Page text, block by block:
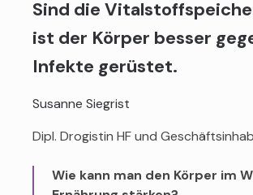
Sind die
ist der Körper besser
Infekte gerüstet.
Susanne Siegrist
Dipl. Drogistin HF und
Wie kann man den Körper im